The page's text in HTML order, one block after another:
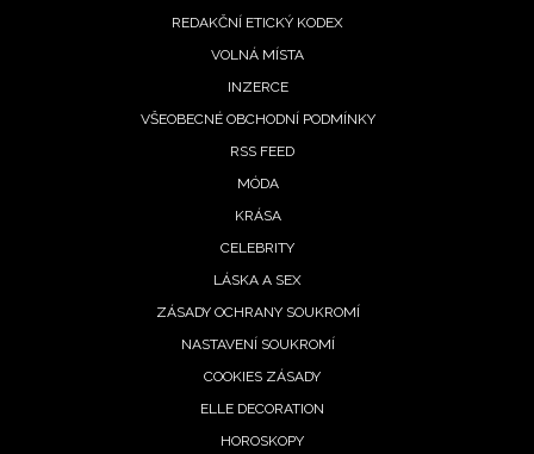
REDAKČNÍ ETICKÝ KODEX
VOLNÁ MÍSTA
INZERCE
VŠEOBECNÉ OBCHODNÍ PODMÍNKY
RSS FEED
MÓDA
KRÁSA
CELEBRITY
LÁSKA A SEX
ZÁSADY OCHRANY SOUKROMÍ
NASTAVENÍ SOUKROMÍ
COOKIES ZÁSADY
ELLE DECORATION
HOROSKOPY